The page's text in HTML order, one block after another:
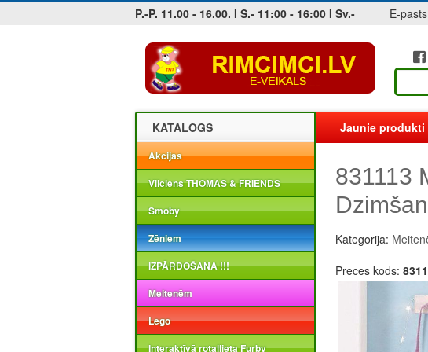
P.-P. 11.00 - 16.00. I S.- 11:00 - 16:00 I Sv.- E-
Jobs at sea and maritime vacancies
KATALOGS
Akcijas
Vilciens THOMAS & FRIENDS
Smoby
Zēniem
IZPĀRDOŠANA !!!
Meitenēm
Lego
Interaktīvā rotaļlieta Furby
Jaunie produkti
831113
Kategorija:
Preces kods: